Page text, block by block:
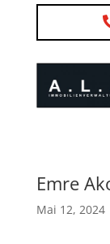
Emre
Mai 12, 2024